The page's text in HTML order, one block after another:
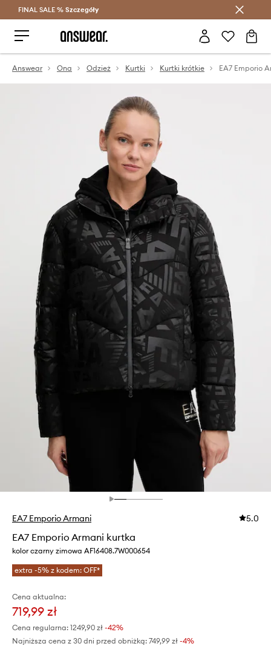
Oszczędzaj z Answear Club >
FINAL SALE % Szczegóły
Answear Ona Odzież Kurtki Kurtki krótkie EA7 Emporio
EA7 Emporio Armani 5.0
EA7 Emporio Armani kurtka
kolor czarny zimowa AF16408.7W000654
extra -5% z kodem: OFF*
Cena aktualna:
719,99 zł
Cena regularna: 1249,90 zł -42%
Najniższa cena z 30 dni przed obniżką: 749,99 zł -4%